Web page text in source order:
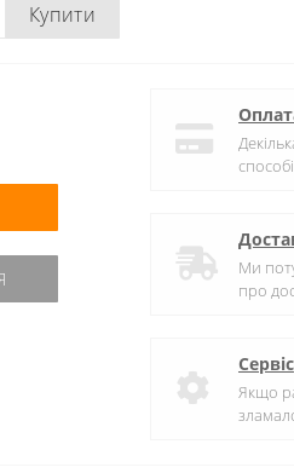
Купити
Ми
про
Сервіс
Якщо